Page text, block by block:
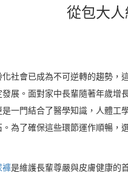
從包大
社會已成為不可逆轉的趨勢
展。面對家中長輩隨著年歲
一門結合了醫學知識，人體
為了確保這些環節運作順暢
褲是維護長輩尊嚴與皮膚健康的